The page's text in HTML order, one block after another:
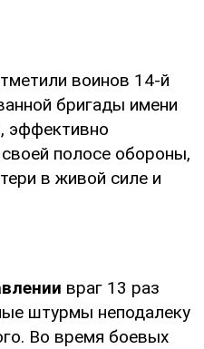
воинов 14-й
бригады имени
эффективно
полосе обороны,
в живой силе и
враг 13 раз
штурмы неподалеку
Во время боевых